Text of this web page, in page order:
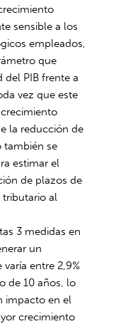
sensible a los
empleados,
que
del PIB frente a
vez que este
la reducción de
también se
estimar el
de plazos de
tributario al
3 medidas en
un
entre 2,9%
de 10 años, lo
impacto en el
crecimiento